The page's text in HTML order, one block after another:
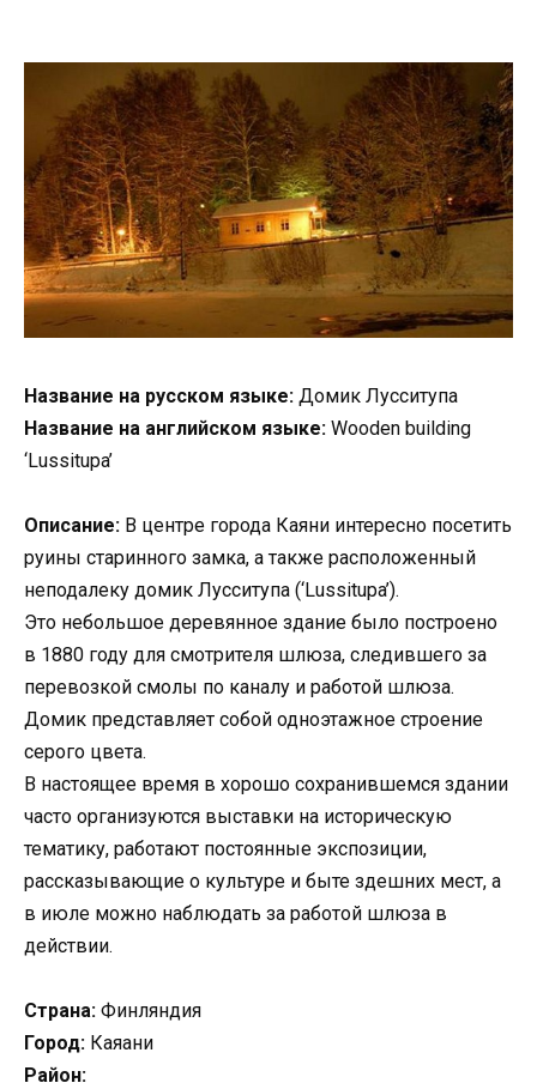
Название на русском языке: Домик Лусситупа
Название на английском языке: Wooden building
‘Lussitupa’
Описание: В центре города Каяни интересно посетить
руины старинного замка, а также расположенный
неподалеку домик Лусситупа (‘Lussitupa’).
Это небольшое деревянное здание было построено
в 1880 году для смотрителя шлюза, следившего за
перевозкой смолы по каналу и работой шлюза.
Домик представляет собой одноэтажное строение
серого цвета.
В настоящее время в хорошо сохранившемся здании
часто организуются выставки на историческую
тематику, работают постоянные экспозиции,
рассказывающие о культуре и быте здешних мест, а
в июле можно наблюдать за работой шлюза в
действии.
Страна: Финляндия
Город: Каяани
Район: